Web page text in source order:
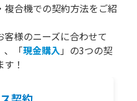
合機での契約方法をご紹
様のニーズに合わせて
、「現金購入」の3つの契
！